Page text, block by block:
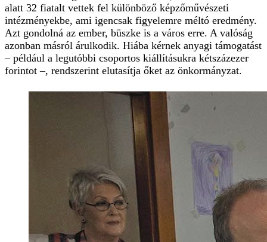
alatt 32 fiatalt vettek fel különböző képzőművészeti
intézményekbe, ami igencsak figyelemre méltó eredmény.
Azt gondolná az ember, büszke is a város erre. A valóság
azonban másról árulkodik. Hiába kérnek anyagi támogatást
– például a legutóbbi csoportos kiállításukra kétszázezer
forintot –, rendszerint elutasítja őket az önkormányzat.